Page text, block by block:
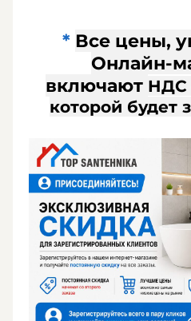
* Все цены,
Онлайн-
включают НДС
которой будет